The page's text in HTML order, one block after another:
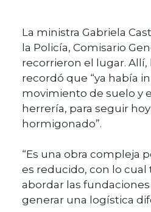
La ministra Gabriela
la Policía, Comisario
recorrieron el lugar. Allí,
recordó que “ya había
movimiento de suelo y
herrería, para seguir hoy
hormigonado”.
“Es una obra compleja
es reducido, con lo
abordar las
generar una logística